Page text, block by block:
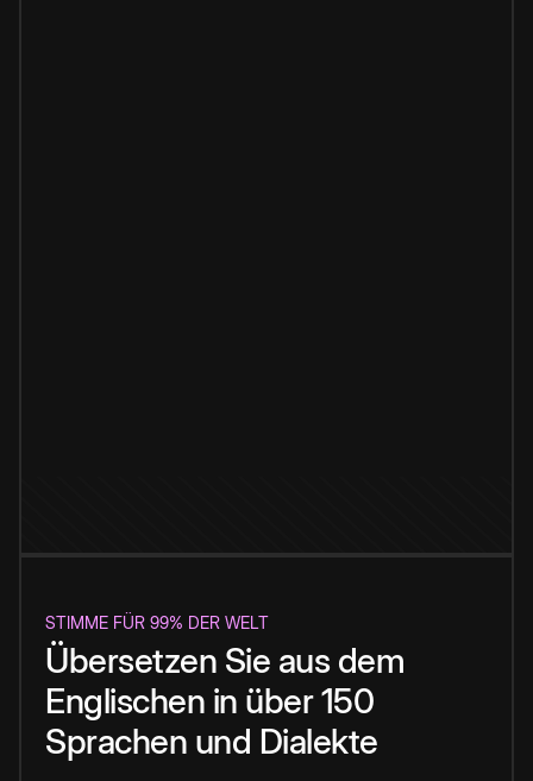
STIMME FÜR 99% DER WELT
Übersetzen Sie aus dem
Englischen in über 150
Sprachen und Dialekte